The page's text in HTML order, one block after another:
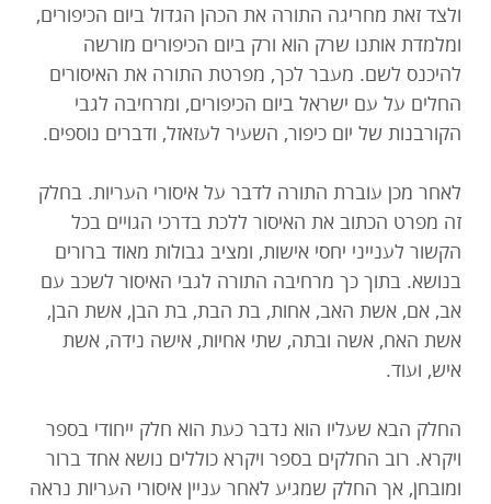
ולצד זאת מחריגה התורה את הכהן הגדול ביום הכיפורים,
ומלמדת אותנו שרק הוא ורק ביום הכיפורים מורשה
להיכנס לשם. מעבר לכך, מפרטת התורה את האיסורים
החלים על עם ישראל ביום הכיפורים, ומרחיבה לגבי
הקורבנות של יום כיפור, השעיר לעזאזל, ודברים נוספים.
לאחר מכן עוברת התורה לדבר על איסורי העריות. בחלק
זה מפרט הכתוב את האיסור ללכת בדרכי הגויים בכל
הקשור לענייני יחסי אישות, ומציב גבולות מאוד ברורים
בנושא. בתוך כך מרחיבה התורה לגבי האיסור לשכב עם
אב, אם, אשת האב, אחות, בת הבת, בת הבן, אשת הבן,
אשת האח, אשה ובתה, שתי אחיות, אישה נידה, אשת
איש, ועוד.
החלק הבא שעליו הוא נדבר כעת הוא חלק ייחודי בספר
ויקרא. רוב החלקים בספר ויקרא כוללים נושא אחד ברור
ומובחן, אך החלק שמגיע לאחר עניין איסורי העריות נראה